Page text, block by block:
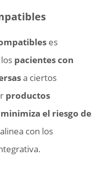
es
pacientes con
a ciertos
productos
minimiza el riesgo de
con los